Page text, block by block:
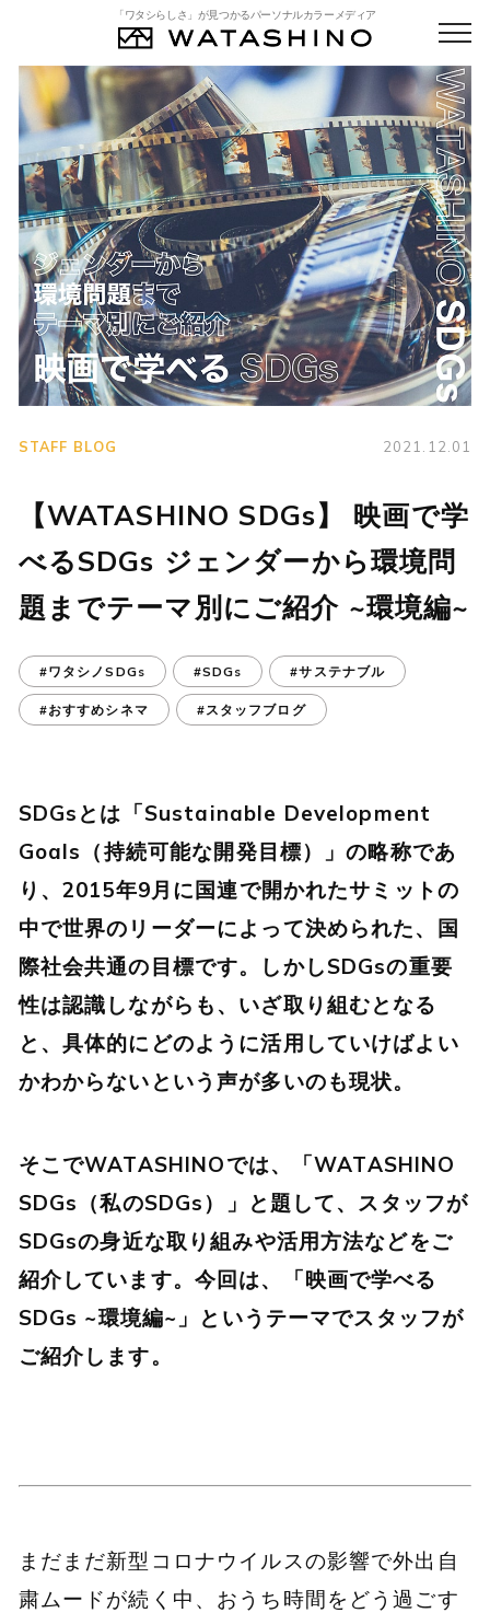
「ワタシらしさ」が見つかるパーソナルカラーメディア
STAFF BLOG 2021.12.01
【WATASHINO SDGs】 映画で学
べるSDGs ジェンダーから環境問
題までテーマ別にご紹介 ~環境編~
#ワタシノSDGs #SDGs #サステナブル
#おすすめシネマ #スタッフブログ
SDGsとは「Sustainable Development
Goals（持続可能な開発目標）」の略称であ
り、2015年9月に国連で開かれたサミットの
中で世界のリーダーによって決められた、国
際社会共通の目標です。しかしSDGsの重要
性は認識しながらも、いざ取り組むとなる
と、具体的にどのように活用していけばよい
かわからないという声が多いのも現状。
そこでWATASHINOでは、「WATASHINO
SDGs（私のSDGs）」と題して、スタッフが
SDGsの身近な取り組みや活用方法などをご
紹介しています。今回は、「映画で学べる
SDGs ~環境編~」というテーマでスタッフが
ご紹介します。
まだまだ新型コロナウイルスの影響で外出自
粛ムードが続く中、おうち時間をどう過ごす